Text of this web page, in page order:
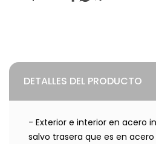
DETALLES DEL PRODUCTO
- Exterior e interior en acero
salvo trasera que es en